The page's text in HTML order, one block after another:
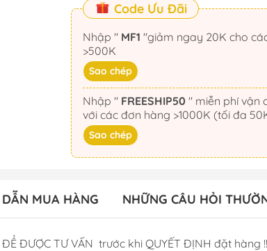
Code Ưu Đãi
Nhập " MF1
>500K
Sao chép
Nhập " FREESHIP50" miễn phí vận chuyển đối
với các đơn hàng >1000K (tối đa
Sao chép
MUA HÀNG NHỮNG CÂU HỎI
ĐƯỢC TƯ VẤN trước khi QUYẾT ĐỊNH đặt hàng